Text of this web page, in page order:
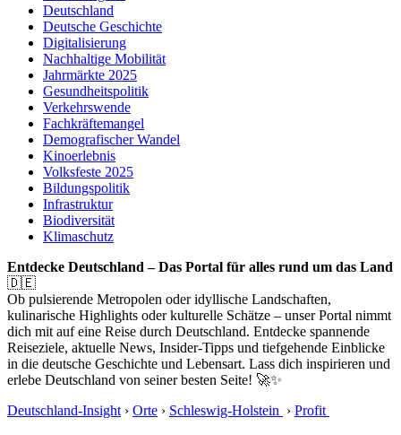
Deutschland
Deutsche Geschichte
Digitalisierung
Nachhaltige Mobilität
Jahrmärkte 2025
Gesundheitspolitik
Verkehrswende
Fachkräftemangel
Demografischer Wandel
Kinoerlebnis
Volksfeste 2025
Bildungspolitik
Infrastruktur
Biodiversität
Klimaschutz
Entdecke Deutschland – Das Portal für alles rund um das Land
🇩🇪
Ob pulsierende Metropolen oder idyllische Landschaften,
kulinarische Highlights oder kulturelle Schätze – unser Portal nimmt
dich mit auf eine Reise durch Deutschland. Entdecke spannende
Reiseziele, aktuelle News, Insider-Tipps und tiefgehende Einblicke
in die deutsche Geschichte und Lebensart. Lass dich inspirieren und
erlebe Deutschland von seiner besten Seite! 🚀✨
Deutschland-Insight › Orte › Schleswig-Holstein › Profit